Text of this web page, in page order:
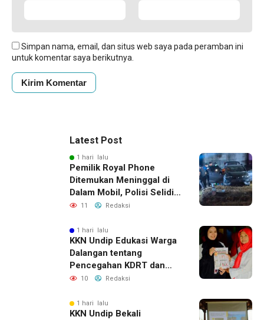
Simpan nama, email, dan situs web saya pada peramban ini
untuk komentar saya berikutnya.
Latest Post
1 hari lalu
Pemilik Royal Phone
Ditemukan Meninggal di
Dalam Mobil, Polisi Selidiki
Dugaan Keterkaitan
11 Redaksi
1 hari lalu
KKN Undip Edukasi Warga
Dalangan tentang
Pencegahan KDRT dan
Komunikasi Keluarga
10 Redaksi
1 hari lalu
KKN Undip Bekali